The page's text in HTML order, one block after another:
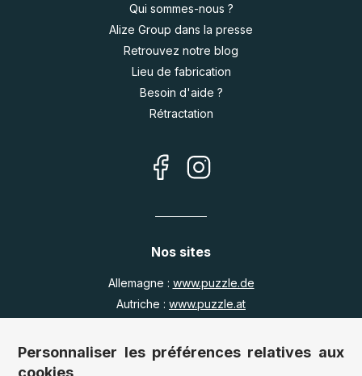
Qui sommes-nous ?
Alize Group dans la presse
Retrouvez notre blog
Lieu de fabrication
Besoin d'aide ?
Rétractation
Nos sites
Allemagne : www.puzzle.de
Autriche : www.puzzle.at
Royaume Uni :
www.jigsawpuzzle.co.uk
Personnaliser les préférences relatives aux
cookies